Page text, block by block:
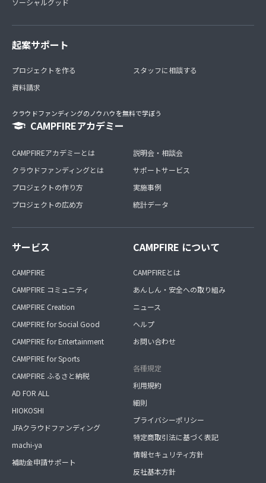
起案サポート
プロジェクトを作る
資料請求
スタッフに相談する
クラウドファンディングのノウハウを無料で学ぼう
CAMPFIREアカデミー
CAMPFIREアカデミーとは
クラウドファンディングとは
プロジェクトの作り方
プロジェクトの広め方
説明会・相談会
サポートサービス
実施事例
統計データ
サービス
CAMPFIRE
CAMPFIRE コミュニティ
CAMPFIRE Creation
CAMPFIRE for Social Good
CAMPFIRE for Entertainment
CAMPFIRE for Sports
CAMPFIRE ふるさと納税
AD FOR ALL
HIOKOSHI
JFAクラウドファンディング
machi-ya
補助金申請サポート
CAMPFIRE について
CAMPFIREとは
あんしん・安全への取り組み
ニュース
ヘルプ
お問い合わせ
各種規定
利用規約
細則
プライバシーポリシー
特定商取引法に基づく表記
情報セキュリティ方針
反社基本方針